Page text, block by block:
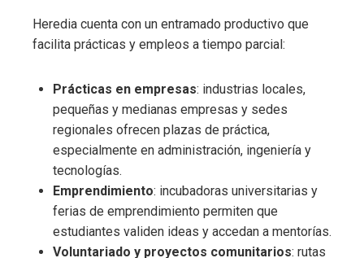
Heredia cuenta con un entramado productivo que
facilita prácticas y empleos a tiempo parcial:
Prácticas en empresas: industrias locales,
pequeñas y medianas empresas y sedes
regionales ofrecen plazas de práctica,
especialmente en administración, ingeniería y
tecnologías.
Emprendimiento: incubadoras universitarias y
ferias de emprendimiento permiten que
estudiantes validen ideas y accedan a mentorías.
Voluntariado y proyectos comunitarios: rutas